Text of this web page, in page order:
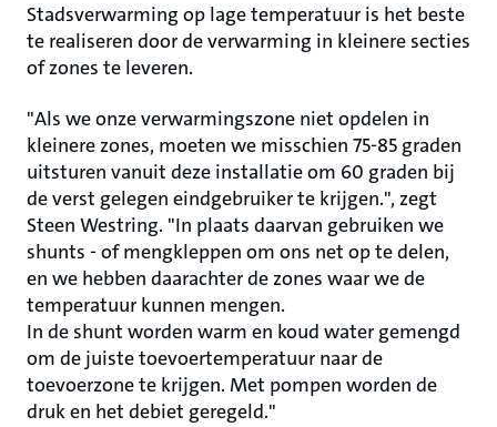
Stadsverwarming op lage temperatuur is het beste
te realiseren door de verwarming in kleinere secties
of zones te leveren.
"Als we onze verwarmingszone niet opdelen in
kleinere zones, moeten we misschien 75-85 graden
uitsturen vanuit deze installatie om 60 graden bij
de verst gelegen eindgebruiker te krijgen.", zegt
Steen Westring. "In plaats daarvan gebruiken we
shunts - of mengkleppen om ons net op te delen,
en we hebben daarachter de zones waar we de
temperatuur kunnen mengen.
In de shunt worden warm en koud water gemengd
om de juiste toevoertemperatuur naar de
toevoerzone te krijgen. Met pompen worden de
druk en het debiet geregeld."